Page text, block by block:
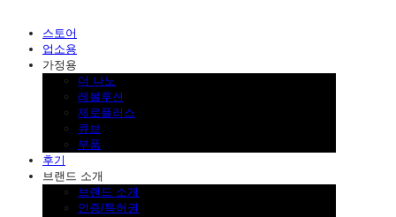
스토어
업소용
가정용
더 나노
레볼루션
제로플러스
큐브
부품
후기
브랜드 소개
브랜드 소개
인증/특허권